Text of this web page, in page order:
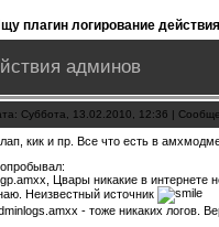
плагин логирование
админов
Суббота, 13.02.2010, 12:36 |
кик и пр. Все что есть в
Цвары никакие в интернете
Неизвестный источник
- тоже никаких логов.